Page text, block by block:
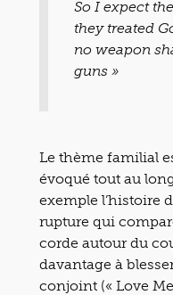
So I expect
they treated
no weapon
guns »
Le thème familial
évoqué tout au
exemple l’histoire
rupture qui
corde autour du
davantage à
conjoint (« Love